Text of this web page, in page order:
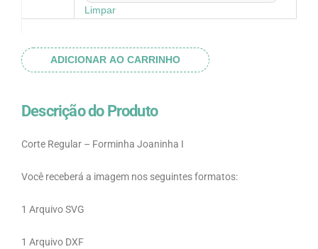
Limpar
ADICIONAR AO CARRINHO
Descrição do Produto
Corte Regular – Forminha Joaninha I
Você receberá a imagem nos seguintes formatos:
1 Arquivo SVG
1 Arquivo DXF